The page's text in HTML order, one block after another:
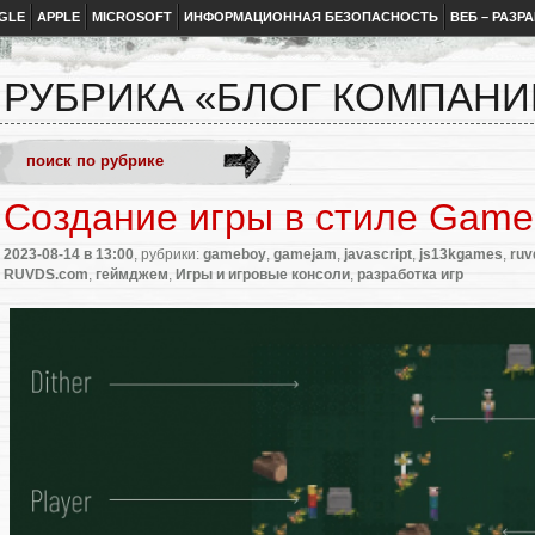
APPLE MICROSOFT ИНФОРМАЦИОННАЯ БЕЗОПАСНОСТЬ ВЕБ –
РУБРИКА «БЛОГ
Создание игры в стиле
2023-08-14 в 13:00 , рубрики: gameboy gamejam javascript js13kgames
RUVDS.com геймджем Игры и игровые консоли разработка игр